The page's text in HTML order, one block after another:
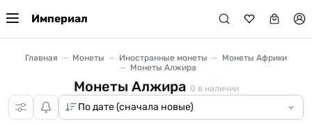
Империал
Главная Монеты Иностранные монеты
Монеты Африки
Монеты Алжира
Монеты Алжира 0 в наличии